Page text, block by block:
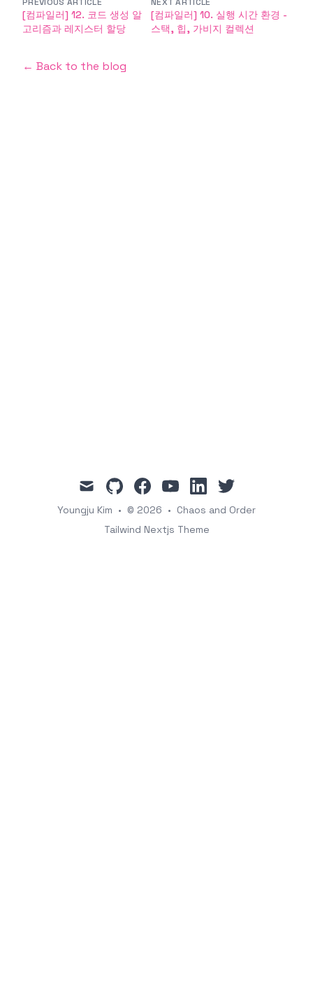
[컴파일러] 12. 코드 생성 알
고리즘과 레지스터 할당
[컴파일러] 10. 실행 시간 환경 -
스택, 힙, 가비지 컬렉션
← Back to the blog
mail githubfacebookyoutubelinkedintwitter
Youngju Kim • © 2026 • Chaos and Order
Tailwind Nextjs Theme